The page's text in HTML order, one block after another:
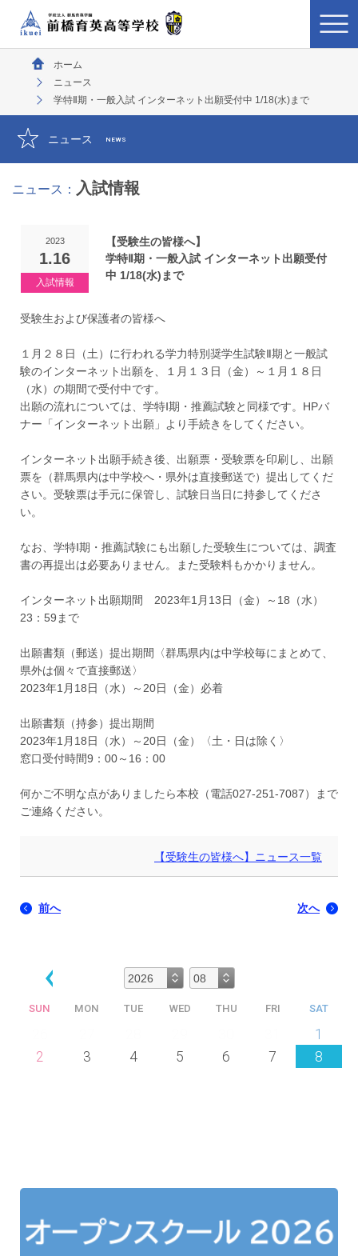
ホーム
ニュース
学特Ⅱ期・一般入試 インターネット出願受付中 1/18(水)まで
ニュース NEWS
ニュース： 入試情報
2023
1.16
【受験生の皆様へ】
学特Ⅱ期・一般入試 インターネット出願受付
中 1/18(水)まで
受験生および保護者の皆様へ
１月２８日（土）に行われる学力特別奨学生試験Ⅱ期と一般試
験のインターネット出願を、１月１３日（金）～１月１８日
（水）の期間で受付中です。
出願の流れについては、学特Ⅰ期・推薦試験と同様です。HPバ
ナー「インターネット出願」より手続きをしてください。
インターネット出願手続き後、出願票・受験票を印刷し、出願
票を（群馬県内は中学校へ・県外は直接郵送で）提出してくだ
さい。受験票は手元に保管し、試験日当日に持参してくださ
い。
なお、学特Ⅰ期・推薦試験にも出願した受験生については、調査
書の再提出は必要ありません。また受験料もかかりません。
インターネット出願期間 2023年1月13日（金）～18（水）
23：59まで
出願書類（郵送）提出期間〈群馬県内は中学校毎にまとめて、
県外は個々で直接郵送〉
2023年1月18日（水）～20日（金）必着
出願書類（持参）提出期間
2023年1月18日（水）～20日（金）〈土・日は除く〉
窓口受付時間9：00～16：00
何かご不明な点がありましたら本校（電話027-251-7087）まで
ご連絡ください。
【受験生の皆様へ】ニュース一覧
前へ 次へ
SUN MON TUE WED THU FRI SAT
1
2
3 4 5 6 7 8